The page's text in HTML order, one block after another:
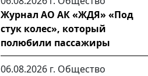
Журнал АО АК «ЖДЯ» «Под
стук колес», который
полюбили пассажиры
06.08.2026 г. Общество